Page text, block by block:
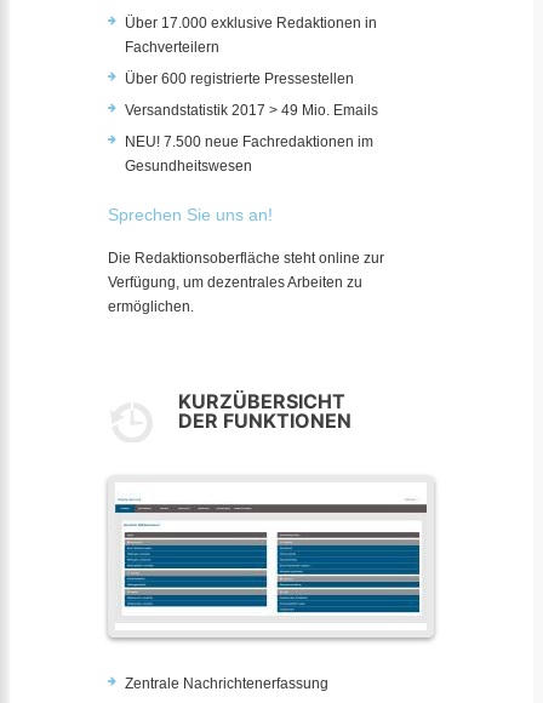
Über 17.000 exklusive Redaktionen in
Fachverteilern
Über 600 registrierte Pressestellen
Versandstatistik 2017 > 49 Mio. Emails
NEU! 7.500 neue Fachredaktionen im
Gesundheitswesen
Sprechen Sie uns an!
Die Redaktionsoberfläche steht online zur
Verfügung, um dezentrales Arbeiten zu
ermöglichen.
KURZÜBERSICHT
DER FUNKTIONEN
Zentrale Nachrichtenerfassung